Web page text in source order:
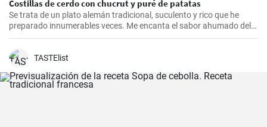
Costillas de cerdo con chucrut y puré de patatas
Se trata de un plato alemán tradicional, suculento y rico que he
preparado innumerables veces. Me encanta el sabor ahumado del
Kassler combinado con el chucrut ácido y el cremoso puré de
es un delicioso plato reconfortante en los días más fríos.
TASTElist